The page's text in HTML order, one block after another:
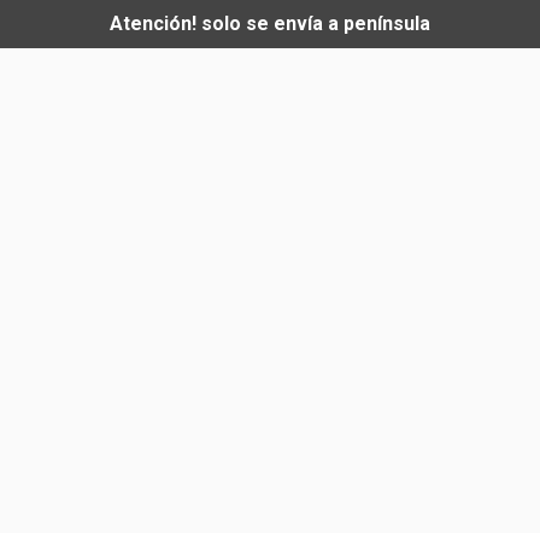
Atención! solo se envía a península